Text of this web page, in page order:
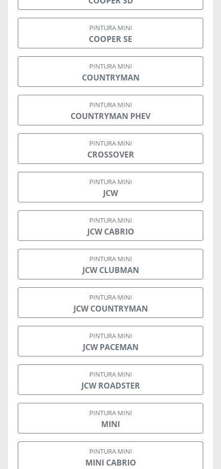
PINTURA MINI
COOPER SE
PINTURA MINI
COUNTRYMAN
PINTURA MINI
COUNTRYMAN PHEV
PINTURA MINI
CROSSOVER
PINTURA MINI
JCW
PINTURA MINI
JCW CABRIO
PINTURA MINI
JCW CLUBMAN
PINTURA MINI
JCW COUNTRYMAN
PINTURA MINI
JCW PACEMAN
PINTURA MINI
JCW ROADSTER
PINTURA MINI
MINI
PINTURA MINI
MINI CABRIO